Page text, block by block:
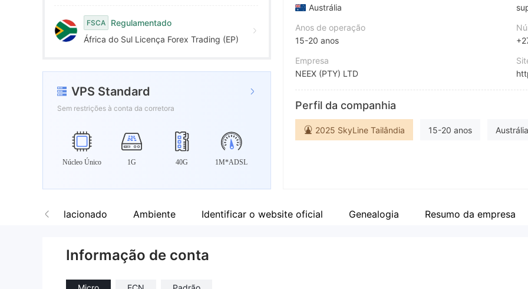
FSCA
Regulamentado
África do Sul Licença Forex Trading (EP)
VPS Standard
Sem restrições à conta da corretora
Núcleo Único 1G 40G 1M*ADSL
Austrália
Anos de operação
15-20 anos
Empresa
NEEX (PTY) LTD
Abreviação
Neex
Funcionário da empresa
--
Perfil da companhia
2025 SkyLine Tailândia 15-20 anos
Software Relacionado Ambiente Identificar o website oficial Genealogia Resumo da empresa
Informação de conta